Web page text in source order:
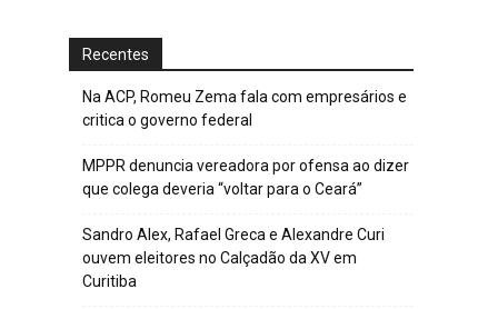
Recentes
Na ACP, Romeu Zema fala com empresários e
critica o governo federal
MPPR denuncia vereadora por ofensa ao dizer
que colega deveria “voltar para o Ceará”
Sandro Alex, Rafael Greca e Alexandre Curi
ouvem eleitores no Calçadão da XV em
Curitiba